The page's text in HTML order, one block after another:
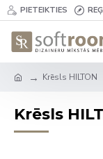
PIETEIKTIES
Krēsls HILTON
Krēsls